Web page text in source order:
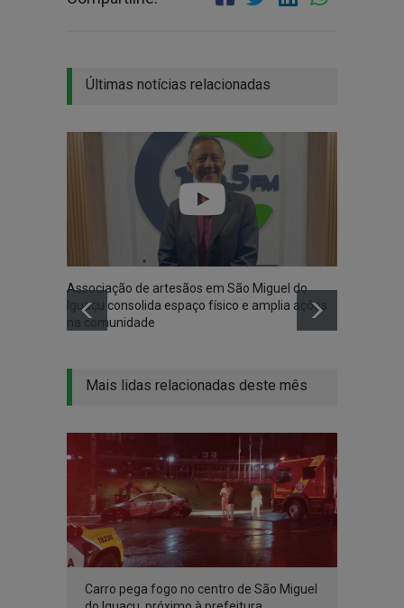
Últimas notícias relacionadas
Associação de artesãos em São Miguel do
Iguaçu consolida espaço físico e amplia ações
na comunidade
Mais lidas relacionadas deste mês
Carro pega fogo no centro de São Miguel